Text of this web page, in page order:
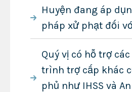
Huyện đang áp
pháp xử phạt đối
Quý vị có hỗ trợ
trình trợ cấp khác
phủ như IHSS và